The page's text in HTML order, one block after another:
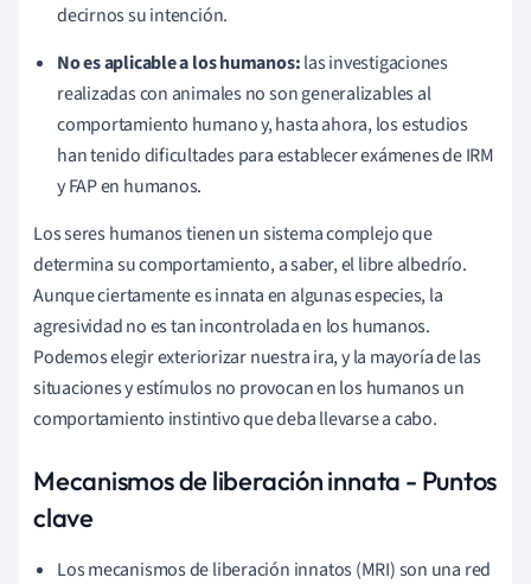
decirnos su intención.
No es aplicable a los humanos:las investigaciones
realizadas con animales no son generalizables al
comportamiento humano y, hasta ahora, los estudios
han tenido dificultades para establecer exámenes de IRM
y FAP en humanos.
Los seres humanos tienen un sistema complejo que
determina su comportamiento, a saber, el libre albedrío.
Aunque ciertamente es innata en algunas especies, la
agresividad no es tan incontrolada en los humanos.
Podemos elegir exteriorizar nuestra ira, y la mayoría de las
situaciones y estímulos no provocan en los humanos un
comportamiento instintivo que deba llevarse a cabo.
Mecanismos de liberación innata - Puntos
clave
Los mecanismos de liberación innatos (MRI) son una red